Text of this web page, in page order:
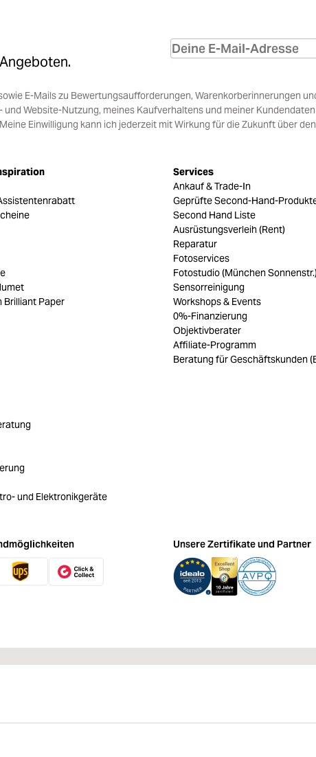
E-Mails zu Bewertungsaufforderungen, Warenkorberinnerungen
Website-Nutzung, meines Kaufverhaltens und meiner
Einwilligung kann ich jederzeit mit Wirkung für die Zukunft über
Brilliant Paper
und Elektronikgeräte
Services
Ankauf & Trade-In
Geprüfte Second-Hand-
Second Hand Liste
Ausrüstungsverleih (Rent)
Reparatur
Fotoservices
Fotostudio (München
Sensorreinigung
Workshops & Events
0%-Finanzierung
Objektivberater
Affiliate-Programm
Beratung für Geschäftskunden
Unsere Zertifikate und Partner